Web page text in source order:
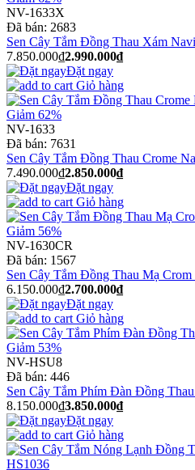
NV-1633X
Đã bán: 2683
Sen Cây Tắm Đồng Thau Xám
7.850.000₫2.990.000₫
Đặt ngay
Giỏ hàng
Giảm 62%
NV-1633
Đã bán: 7631
Sen Cây Tắm Đồng Thau Crome
7.490.000₫2.850.000₫
Đặt ngay
Giỏ hàng
Giảm 56%
NV-1630CR
Đã bán: 1567
Sen Cây Tắm Đồng Thau Mạ
6.150.000₫2.700.000₫
Đặt ngay
Giỏ hàng
Giảm 53%
NV-HSU8
Đã bán: 446
Sen Cây Tắm Phím Đàn Đồng
8.150.000₫3.850.000₫
Đặt ngay
Giỏ hàng